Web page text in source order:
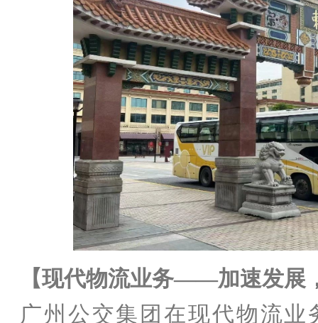
【现代物流业务——加速发展
广州公交集团在现代物流